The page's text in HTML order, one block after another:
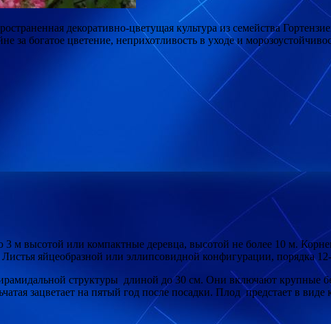
декоративно-цветущая культура из семейства
за богатое цветение, неприхотливость в уходе и
м высотой или компактные деревца, высотой не более 10 м.
яйцеобразной или эллипсовидной конфигурации, порядка
структуры длиной до 30 см. Они включают крупные
зацветает на пятый год после посадки. Плод предстает в